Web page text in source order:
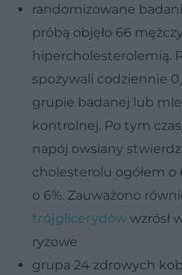
randomizowane
próbą objęło 66
hipercholesterolemią.
spożywali codziennie
grupie badanej lub
kontrolnej. Po tym
napój owsiany
cholesterolu ogółem o
o 6%. Zauważono
trójglicerydów wzrósł
ryżowe
grupa 24 zdrowych